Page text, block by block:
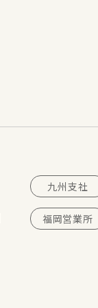
九州支社
福岡営業所